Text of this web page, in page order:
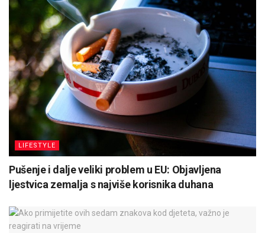
LIFESTYLE
Pušenje i dalje veliki problem u EU: Objavljena
ljestvica zemalja s najviše korisnika duhana